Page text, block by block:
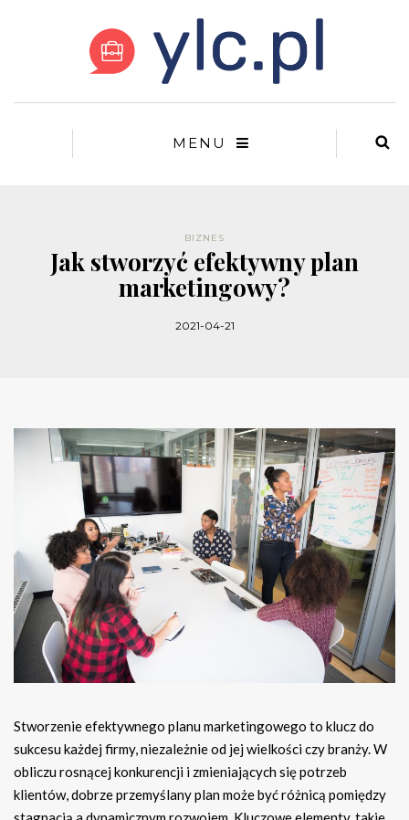
MENU
BIZNES
Jak stworzyć efektywny plan
marketingowy?
2021-04-21
Stworzenie efektywnego planu marketingowego to klucz do
sukcesu każdej firmy, niezależnie od jej wielkości czy branży. W
obliczu rosnącej konkurencji i zmieniających się potrzeb
klientów, dobrze przemyślany plan może być różnicą pomiędzy